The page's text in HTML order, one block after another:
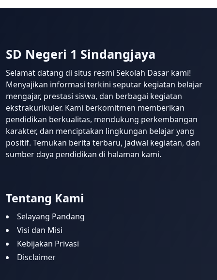
SD Negeri 1 Sindangjaya
Selamat datang di situs resmi Sekolah Dasar kami!
Menyajikan informasi terkini seputar kegiatan belajar
mengajar, prestasi siswa, dan berbagai kegiatan
ekstrakurikuler. Kami berkomitmen memberikan
pendidikan berkualitas, mendukung perkembangan
karakter, dan menciptakan lingkungan belajar yang
positif. Temukan berita terbaru, jadwal kegiatan, dan
sumber daya pendidikan di halaman kami.
Tentang Kami
Selayang Pandang
Visi dan Misi
Kebijakan Privasi
Disclaimer